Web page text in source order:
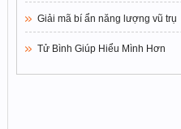
Giải mã bí ẩn năng lượng vũ trụ
Tử Bình Giúp Hiểu Mình Hơn